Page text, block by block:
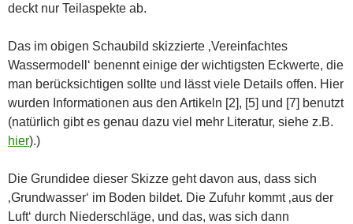
deckt nur Teilaspekte ab.
Das im obigen Schaubild skizzierte ‚Vereinfachtes
Wassermodell‘ benennt einige der wichtigsten Eckwerte, die
man berücksichtigen sollte und lässt viele Details offen. Hier
wurden Informationen aus den Artikeln [2], [5] und [7] benutzt
(natürlich gibt es genau dazu viel mehr Literatur, siehe z.B.
hier).)
Die Grundidee dieser Skizze geht davon aus, dass sich
‚Grundwasser‘ im Boden bildet. Die Zufuhr kommt ‚aus der
Luft‘ durch Niederschläge, und das, was sich dann